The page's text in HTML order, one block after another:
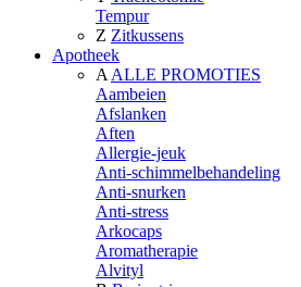
Tempur
Z Zitkussens
Apotheek
A ALLE PROMOTIES
Aambeien
Afslanken
Aften
Allergie-jeuk
Anti-schimmelbehandeling
Anti-snurken
Anti-stress
Arkocaps
Aromatherapie
Alvityl